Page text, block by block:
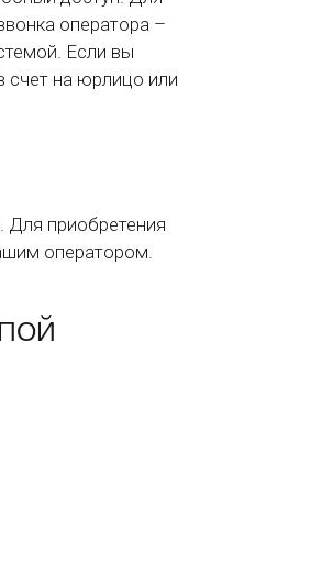
оператора –
Если вы
счет на юрлицо или
Для приобретения
оператором.